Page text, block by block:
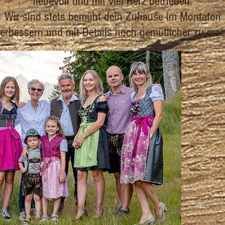
Wir sind stets bemüht dein Zuhause im Montafon
und mit Details noch gemütlicher zu